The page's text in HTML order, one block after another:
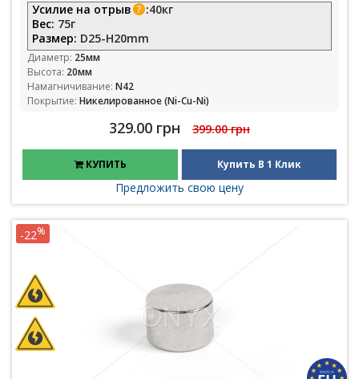
Усилие на отрыв :40кг
Вес: 75г
Размер: D25-H20mm
Диаметр: 25мм
Высота: 20мм
Намагничивание: N42
Покрытие: Никелированное (Ni-Cu-Ni)
329.00 грн 399.00 грн
КУПИТЬ Купить В 1 Клик
Предложить свою цену
-22%